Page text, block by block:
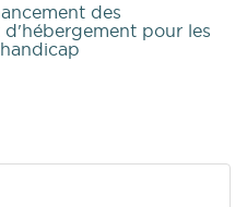
des
pour les